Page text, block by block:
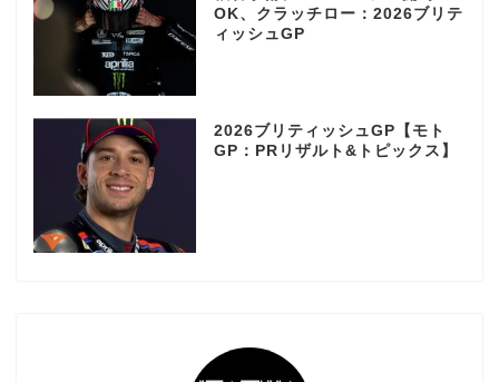
OK、クラッチロー：2026ブリテ
ィッシュGP
2026ブリティッシュGP【モト
GP：PRリザルト&トピックス】